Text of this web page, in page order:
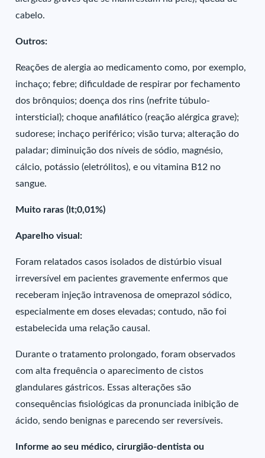
cabelo.
Outros:
Reações de alergia ao medicamento como, por exemplo,
inchaço; febre; dificuldade de respirar por fechamento
dos brônquios; doença dos rins (nefrite túbulo-
intersticial); choque anafilático (reação alérgica grave);
sudorese; inchaço periférico; visão turva; alteração do
paladar; diminuição dos níveis de sódio, magnésio,
cálcio, potássio (eletrólitos), e ou vitamina B12 no
sangue.
Muito raras (lt;0,01%)
Aparelho visual:
Foram relatados casos isolados de distúrbio visual
irreversível em pacientes gravemente enfermos que
receberam injeção intravenosa de omeprazol sódico,
especialmente em doses elevadas; contudo, não foi
estabelecida uma relação causal.
Durante o tratamento prolongado, foram observados
com alta frequência o aparecimento de cistos
glandulares gástricos. Essas alterações são
consequências fisiológicas da pronunciada inibição de
ácido, sendo benignas e parecendo ser reversíveis.
Informe ao seu médico, cirurgião-dentista ou